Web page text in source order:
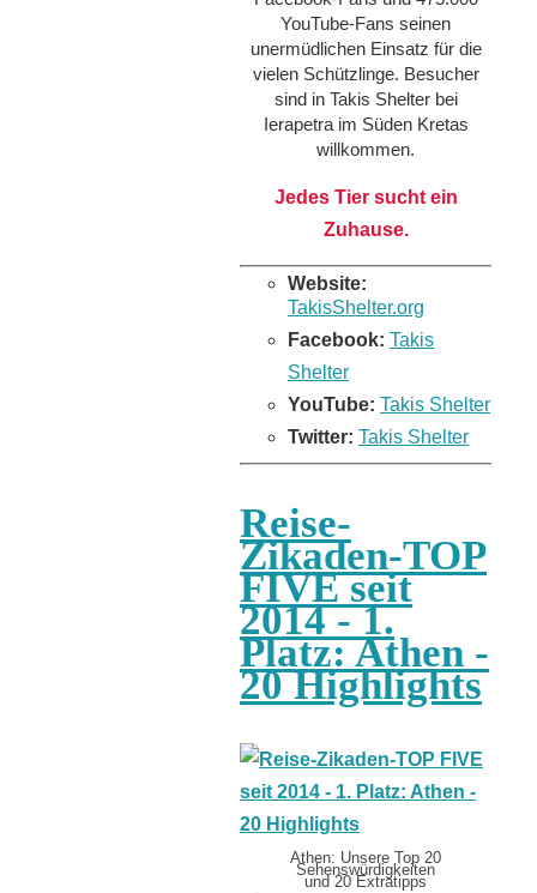
YouTube-Fans seinen
unermüdlichen Einsatz für die
vielen Schützlinge. Besucher
sind in Takis Shelter bei
Ierapetra im Süden Kretas
willkommen.
Jedes Tier sucht ein
Zuhause.
Website:
TakisShelter.org
Facebook: Takis
Shelter
YouTube: Takis Shelter
Twitter: Takis Shelter
Reise-
Zikaden-TOP
FIVE seit
2014 - 1.
Platz: Athen -
20 Highlights
Athen: Unsere Top 20
Sehenswürdigkeiten
und 20 Extratipps